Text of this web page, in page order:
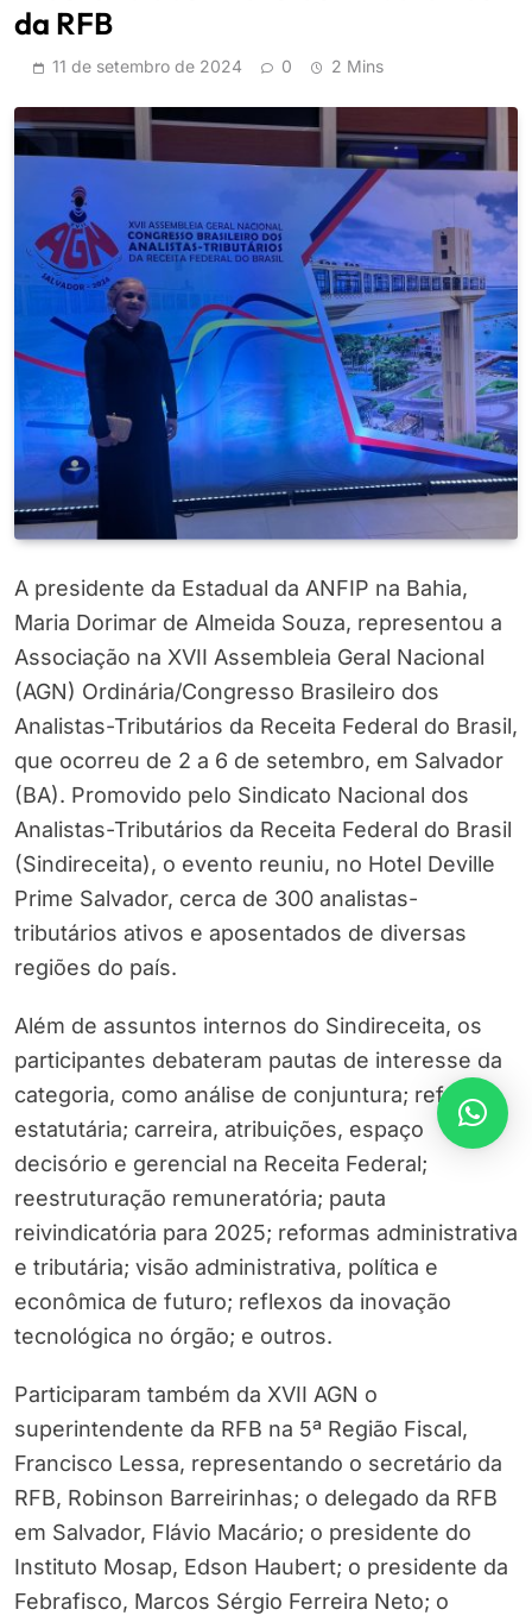
da RFB
11 de setembro de 2024 0 2 Mins
A presidente da Estadual da ANFIP na Bahia,
Maria Dorimar de Almeida Souza, representou a
Associação na XVII Assembleia Geral Nacional
(AGN) Ordinária/Congresso Brasileiro dos
Analistas-Tributários da Receita Federal do Brasil,
que ocorreu de 2 a 6 de setembro, em Salvador
(BA). Promovido pelo Sindicato Nacional dos
Analistas-Tributários da Receita Federal do Brasil
(Sindireceita), o evento reuniu, no Hotel Deville
Prime Salvador, cerca de 300 analistas-
tributários ativos e aposentados de diversas
regiões do país.
Além de assuntos internos do Sindireceita, os
participantes debateram pautas de interesse da
categoria, como análise de conjuntura; reforma
estatutária; carreira, atribuições, espaço
decisório e gerencial na Receita Federal;
reestruturação remuneratória; pauta
reivindicatória para 2025; reformas administrativa
e tributária; visão administrativa, política e
econômica de futuro; reflexos da inovação
tecnológica no órgão; e outros.
Participaram também da XVII AGN o
superintendente da RFB na 5ª Região Fiscal,
Francisco Lessa, representando o secretário da
RFB, Robinson Barreirinhas; o delegado da RFB
em Salvador, Flávio Macário; o presidente do
Instituto Mosap, Edson Haubert; o presidente da
Febrafisco, Marcos Sérgio Ferreira Neto; o